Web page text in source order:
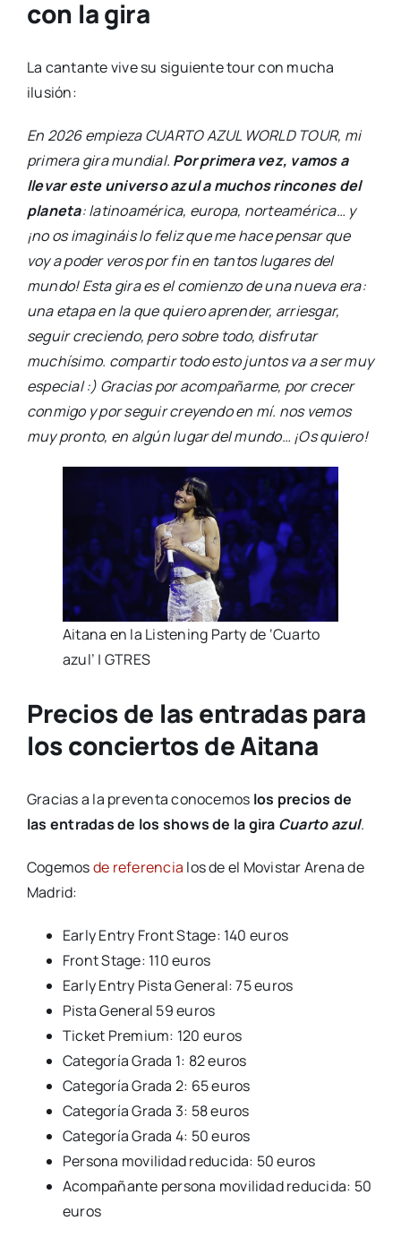
con la gira
La cantante vive su siguiente tour con mucha
ilusión:
En 2026 empieza CUARTO AZUL WORLD TOUR, mi
primera gira mundial. Por primera vez, vamos a
llevar este universo azul a muchos rincones del
planeta: latinoamérica, europa, norteamérica… y
¡no os imagináis lo feliz que me hace pensar que
voy a poder veros por fin en tantos lugares del
mundo! Esta gira es el comienzo de una nueva era:
una etapa en la que quiero aprender, arriesgar,
seguir creciendo, pero sobre todo, disfrutar
muchísimo. compartir todo esto juntos va a ser muy
especial :) Gracias por acompañarme, por crecer
conmigo y por seguir creyendo en mí. nos vemos
muy pronto, en algún lugar del mundo… ¡Os quiero!
Aitana en la Listening Party de ‘Cuarto
azul’ | GTRES
Precios de las entradas para
los conciertos de Aitana
Gracias a la preventa conocemos los precios de
las entradas de los shows de la gira Cuarto azul.
Cogemosde referencia los de el Movistar Arena de
Madrid:
Early Entry Front Stage: 140 euros
Front Stage: 110 euros
Early Entry Pista General: 75 euros
Pista General 59 euros
Ticket Premium: 120 euros
Categoría Grada 1: 82 euros
Categoría Grada 2: 65 euros
Categoría Grada 3: 58 euros
Categoría Grada 4: 50 euros
Persona movilidad reducida: 50 euros
Acompañante persona movilidad reducida: 50
euros